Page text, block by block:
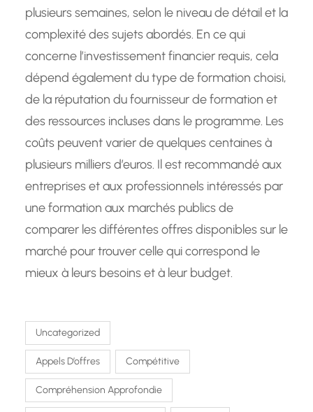
plusieurs semaines, selon le niveau de détail et la
complexité des sujets abordés. En ce qui
concerne l’investissement financier requis, cela
dépend également du type de formation choisi,
de la réputation du fournisseur de formation et
des ressources incluses dans le programme. Les
coûts peuvent varier de quelques centaines à
plusieurs milliers d’euros. Il est recommandé aux
entreprises et aux professionnels intéressés par
une formation aux marchés publics de
comparer les différentes offres disponibles sur le
marché pour trouver celle qui correspond le
mieux à leurs besoins et à leur budget.
Uncategorized
Appels D’offres Compétitive
Compréhension Approfondie